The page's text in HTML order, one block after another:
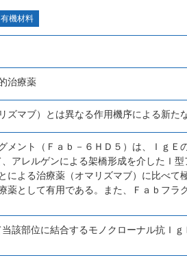
有機材料
治療薬
ズマブ）とは異なる作用機序による新た
メント（Ｆａｂ－６ＨＤ５）は、ＩｇＥ
、アレルゲンによる架橋形成を介したＩ
による治療薬（オマリズマブ）に比べ
薬として有用である。また、Ｆａｂフ
当該部位に結合するモノクローナル抗Ｉ